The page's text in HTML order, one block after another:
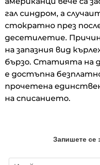
гал синдром, а
стократно през
десетилетие.
на запазния вид
бързо. Статията на
е достъпна
прочетена
на списанието.